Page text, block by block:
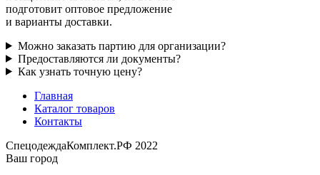
подготовит оптовое предложение
и варианты доставки.
Можно заказать партию для организации?
Предоставляются ли документы?
Как узнать точную цену?
Главная
Каталог товаров
Контакты
СпецодеждаКомплект.РФ 2022
Ваш город